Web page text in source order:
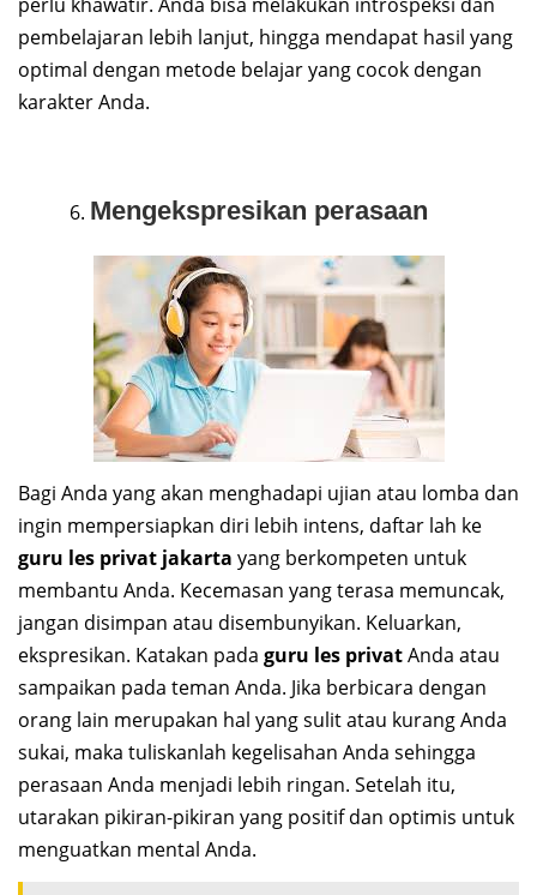
pembelajaran lebih lanjut, hingga mendapat hasil yang
optimal dengan metode belajar yang cocok dengan
karakter Anda.
Mengekspresikan perasaan
Bagi Anda yang akan menghadapi ujian atau lomba dan
ingin mempersiapkan diri lebih intens, daftar lah ke
guru les privat jakarta yang berkompeten untuk
membantu Anda. Kecemasan yang terasa memuncak,
jangan disimpan atau disembunyikan. Keluarkan,
ekspresikan. Katakan pada guru les privatAnda atau
sampaikan pada teman Anda. Jika berbicara dengan
orang lain merupakan hal yang sulit atau kurang Anda
sukai, maka tuliskanlah kegelisahan Anda sehingga
perasaan Anda menjadi lebih ringan. Setelah itu,
utarakan pikiran-pikiran yang positif dan optimis untuk
menguatkan mental Anda.